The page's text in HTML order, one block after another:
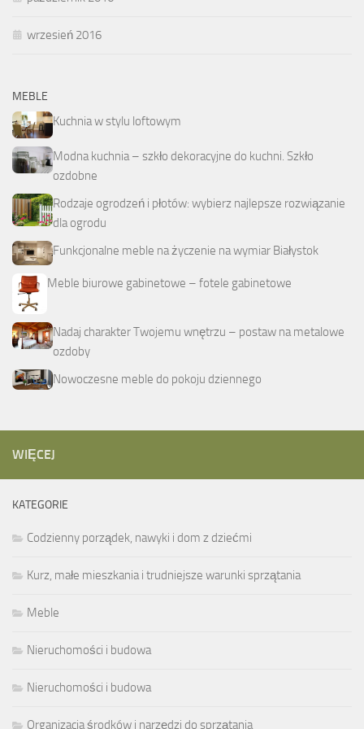
wrzesień 2016
MEBLE
Kuchnia w stylu loftowym
Modna kuchnia – szkło dekoracyjne do kuchni. Szkło
ozdobne
Rodzaje ogrodzeń i płotów: wybierz najlepsze rozwiązanie
dla ogrodu
Funkcjonalne meble na życzenie na wymiar Białystok
Meble biurowe gabinetowe – fotele gabinetowe
Nadaj charakter Twojemu wnętrzu – postaw na metalowe
ozdoby
Nowoczesne meble do pokoju dziennego
WIĘCEJ
KATEGORIE
Codzienny porządek, nawyki i dom z dziećmi
Kurz, małe mieszkania i trudniejsze warunki sprzątania
Meble
Nieruchomości i budowa
Nieruchomości i budowa
Organizacja środków i narzędzi do sprzątania